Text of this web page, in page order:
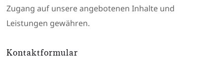
Zugang auf unsere angebotenen Inhalte und
Leistungen gewähren.
Kontaktformular